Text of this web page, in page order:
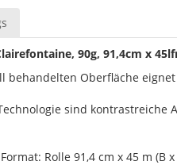
90g, 91,4cm x
behandelten Oberfläche
sind kontrastreiche
Rolle 91,4 cm x 45 m (B x